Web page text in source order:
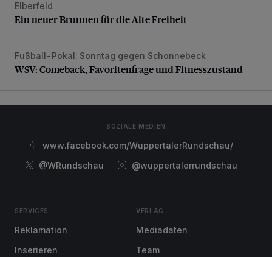
Ein neuer Brunnen für die Alte Freiheit
Elberfeld
Ein neuer Brunnen für die Alte Freiheit
WSV: Comeback, Favoritenfrage und Fitnesszustand
Fußball-Pokal: Sonntag gegen Schonnebeck
WSV: Comeback, Favoritenfrage und Fitnesszustand
SOZIALE MEDIEN
www.facebook.com/WuppertalerRundschau/
@WRundschau
@wuppertalerrundschau
SERVICES
Reklamation
Inserieren
VERLAG
Mediadaten
Team